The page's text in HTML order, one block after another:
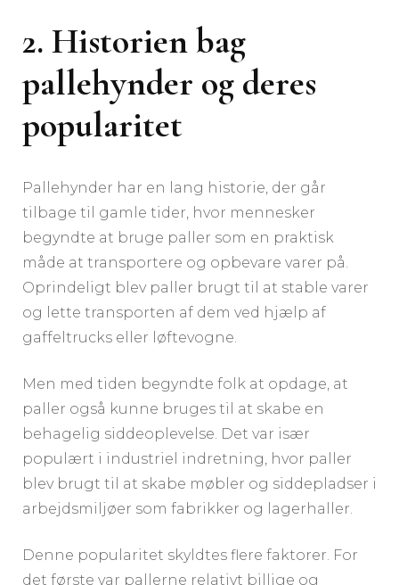
2. Historien bag
pallehynder og deres
popularitet
Pallehynder har en lang historie, der går
tilbage til gamle tider, hvor mennesker
begyndte at bruge paller som en praktisk
måde at transportere og opbevare varer på.
Oprindeligt blev paller brugt til at stable varer
og lette transporten af dem ved hjælp af
gaffeltrucks eller løftevogne.
Men med tiden begyndte folk at opdage, at
paller også kunne bruges til at skabe en
behagelig siddeoplevelse. Det var især
populært i industriel indretning, hvor paller
blev brugt til at skabe møbler og siddepladser i
arbejdsmiljøer som fabrikker og lagerhaller.
Denne popularitet skyldtes flere faktorer. For
det første var pallerne relativt billige og